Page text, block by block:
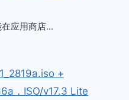
在应用商店…
+
，ISO/v17.3 Lite